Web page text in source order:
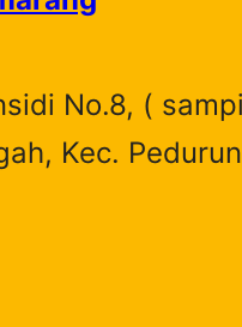
No.8, (
Kec.